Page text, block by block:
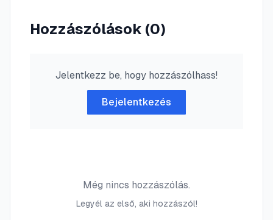
Hozzászólások (0)
Jelentkezz be, hogy hozzászólhass!
Bejelentkezés
Még nincs hozzászólás.
Legyél az első, aki hozzászól!